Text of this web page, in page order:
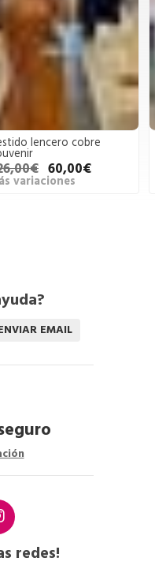
lencero cobre
60,00€
variaciones
EMAIL
redes!